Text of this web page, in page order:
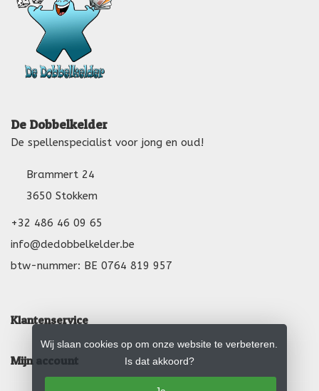
De Dobbelkelder
De spellenspecialist voor jong en oud!
Brammert 24
3650 Stokkem
+32 486 46 09 65
info@dedobbelkelder.be
btw-nummer: BE 0764 819 957
Klantenservice
Mijn account
Wij slaan cookies op om onze website te verbeteren.
Is dat akkoord?